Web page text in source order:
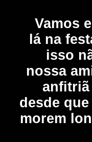
Vamos
lá na
isso
nossa
desde
morem